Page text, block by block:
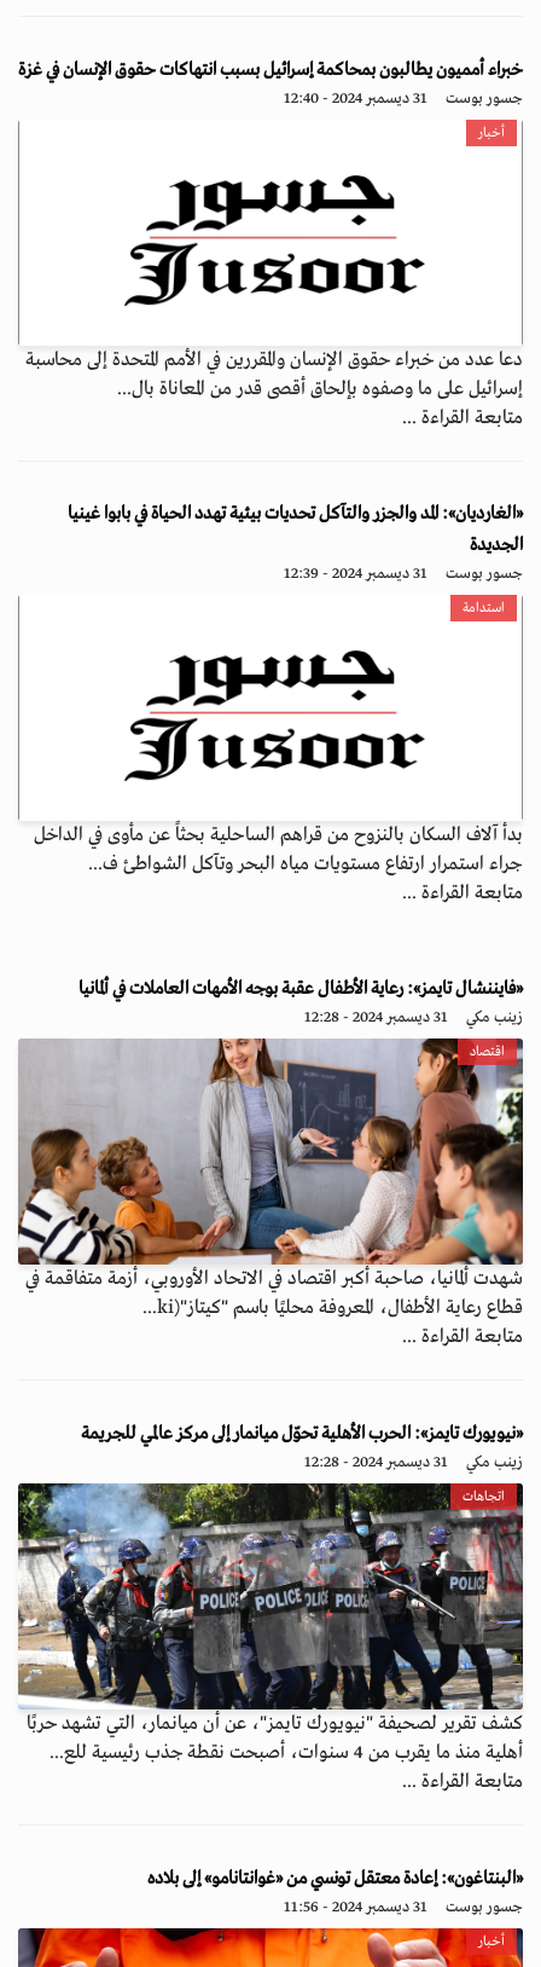
خبراء أمميون يطالبون بمحاكمة إسرائيل بسبب انتهاكات حقوق الإنسان في غزة
جسور بوست 31 ديسمبر 2024 - 12:40
أخبار
دعا عدد من خبراء حقوق الإنسان والمقررين في الأمم المتحدة إلى محاسبة
إسرائيل على ما وصفوه بإلحاق أقصى قدر من المعاناة بال...
متابعة القراءة ...
«الغارديان»: المد والجزر والتآكل تحديات بيئية تهدد الحياة في بابوا غينيا
الجديدة
جسور بوست 31 ديسمبر 2024 - 12:39
استدامة
بدأ آلاف السكان بالنزوح من قراهم الساحلية بحثاً عن مأوى في الداخل
جراء استمرار ارتفاع مستويات مياه البحر وتآكل الشواطئ ف...
متابعة القراءة ...
«فايننشال تايمز»: رعاية الأطفال عقبة بوجه الأمهات العاملات في ألمانيا
زينب مكي 31 ديسمبر 2024 - 12:28
اقتصاد
شهدت ألمانيا، صاحبة أكبر اقتصاد في الاتحاد الأوروبي، أزمة متفاقمة في
قطاع رعاية الأطفال، المعروفة محليًا باسم "كيتاز"(ki...
متابعة القراءة ...
«نيويورك تايمز»: الحرب الأهلية تحوّل ميانمار إلى مركز عالمي للجريمة
زينب مكي 31 ديسمبر 2024 - 12:28
اتجاهات
كشف تقرير لصحيفة "نيويورك تايمز"، عن أن ميانمار، التي تشهد حربًا
أهلية منذ ما يقرب من 4 سنوات، أصبحت نقطة جذب رئيسية للع...
متابعة القراءة ...
«البنتاغون»: إعادة معتقل تونسي من «غوانتانامو» إلى بلاده
جسور بوست 31 ديسمبر 2024 - 11:56
أخبار